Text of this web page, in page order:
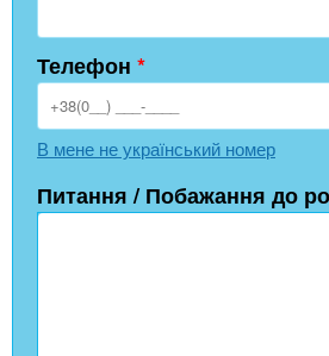
Телефон *
В мене не український номер
Питання / Побажання до